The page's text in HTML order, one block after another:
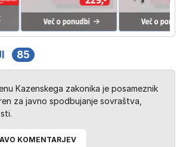
85
Kazenskega zakonika je posameznik
za javno spodbujanje sovraštva,
KOMENTARJEV